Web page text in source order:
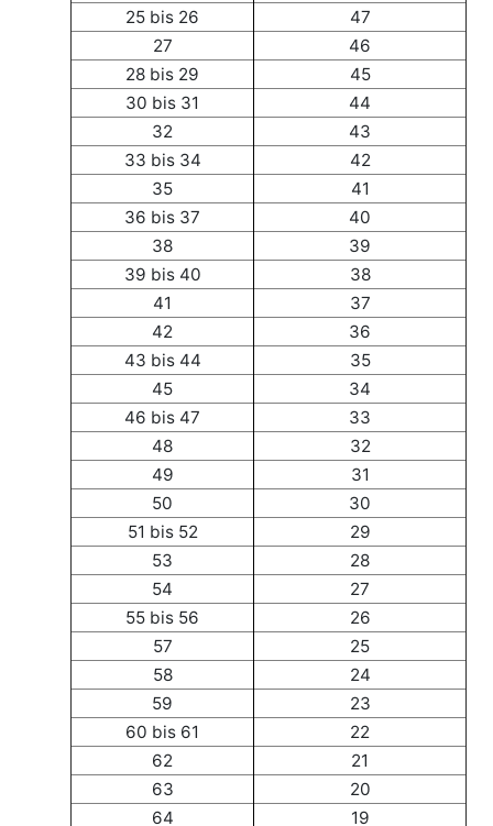
25 bis 26
47
27
46
28 bis 29
45
30 bis 31
44
32
43
33 bis 34
42
35
41
36 bis 37
40
38
39
39 bis 40
38
41
37
42
36
43 bis 44
35
45
34
46 bis 47
33
48
32
49
31
50
30
51 bis 52
29
53
28
54
27
55 bis 56
26
57
25
58
24
59
23
60 bis 61
22
62
21
63
20
64
19